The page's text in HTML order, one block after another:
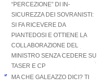
“PERCEZIONE” DI IN-
SICUREZZA DEI SOVRANISTI:
SI FA RICEVERE DA
PIANTEDOSI E OTTIENE LA
COLLABORAZIONE DEL
MINISTRO SENZA CEDERE SU
TASER E CP
MA CHE GALEAZZO DICI? TI